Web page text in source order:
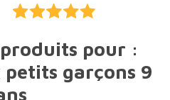
pour :
petits garçons 9